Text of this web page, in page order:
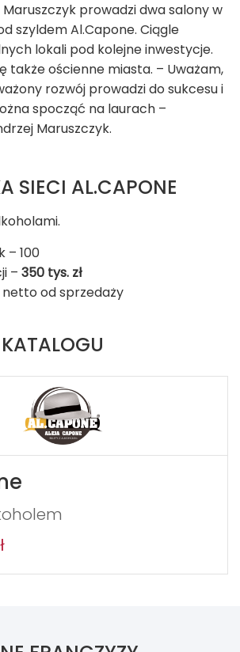
prowadzi dwa salony w
szyldem Al.Capone. Ciągle
lokali pod kolejne inwestycje.
także ościenne miasta. – Uważam,
rozwój prowadzi do sukcesu i
spocząć na laurach –
Maruszczyk.
SIECI AL.CAPONE
– 100
– 350 tys. zł
netto od sprzedaży